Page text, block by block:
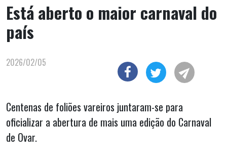
Está aberto o maior carnaval do
país
2026/02/05
Centenas de foliões vareiros juntaram-se para
oficializar a abertura de mais uma edição do Carnaval
de Ovar.